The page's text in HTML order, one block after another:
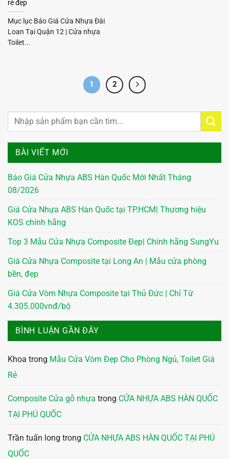
BÀI VIẾT MỚI
Báo Giá Cửa Nhựa ABS Hàn Quốc Mới Nhất Tháng
08/2026
Giá Cửa Nhựa ABS Hàn Quốc tại TP.HCM| Thương hiệu
KOS chính hãng
Top 3 Mẫu Cửa Nhựa Composite Đẹp| Chính hãng SungYu
Giá Cửa Nhựa Composite tại Long An | Mẫu cửa phòng
bền, đẹp
Giá Cửa Vòm Nhựa Composite tại Thủ Đức | Chỉ Từ
4.305.000vnđ/bộ
BÌNH LUẬN GẦN ĐÂY
Khoa trong Mẫu Cửa Vòm Đẹp Cho Phòng Ngủ, Toilet Giá
Rẻ
Composite Cửa gỗ nhựa trong CỬA NHỰA ABS HÀN QUỐC
TẠI PHÚ QUỐC
Trần tuấn long trong CỬA NHỰA ABS HÀN QUỐC TẠI PHÚ
QUỐC
rẻ đẹp
Mục lục Báo Giá Cửa Nhựa Đài
Loan Tại Quận 12 | Cửa nhựa
Toilet...
1 2